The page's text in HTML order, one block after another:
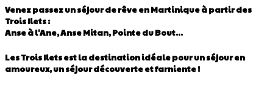
Venez passez un séjour de rêve en Martinique à partir des
Trois Ilets :
Anse à l'Ane, Anse Mitan, Pointe du Bout...
Les Trois Ilets est la destination idéale pour un séjour en
amoureux, un séjour découverte et farniente !